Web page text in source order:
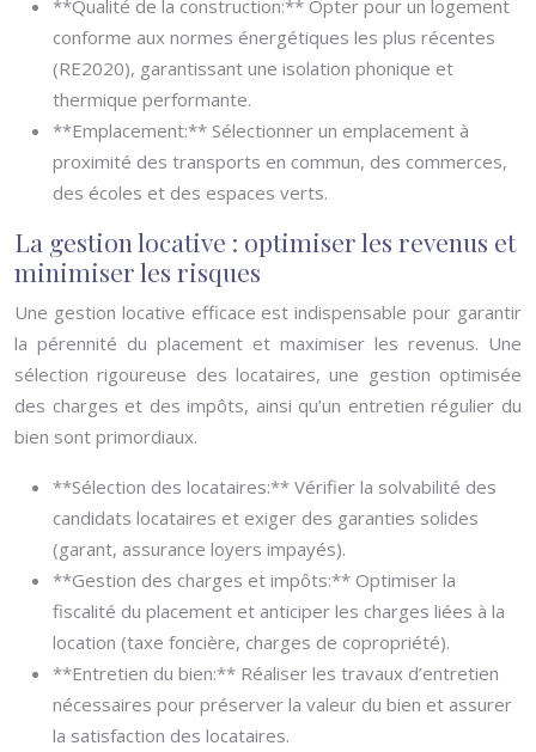
**Qualité de la construction:** Opter pour un logement
conforme aux normes énergétiques les plus récentes
(RE2020), garantissant une isolation phonique et
thermique performante.
**Emplacement:** Sélectionner un emplacement à
proximité des transports en commun, des commerces,
des écoles et des espaces verts.
La gestion locative : optimiser les revenus et
minimiser les risques
Une gestion locative efficace est indispensable pour garantir
la pérennité du placement et maximiser les revenus. Une
sélection rigoureuse des locataires, une gestion optimisée
des charges et des impôts, ainsi qu’un entretien régulier du
bien sont primordiaux.
**Sélection des locataires:** Vérifier la solvabilité des
candidats locataires et exiger des garanties solides
(garant, assurance loyers impayés).
**Gestion des charges et impôts:** Optimiser la
fiscalité du placement et anticiper les charges liées à la
location (taxe foncière, charges de copropriété).
**Entretien du bien:** Réaliser les travaux d’entretien
nécessaires pour préserver la valeur du bien et assurer
la satisfaction des locataires.